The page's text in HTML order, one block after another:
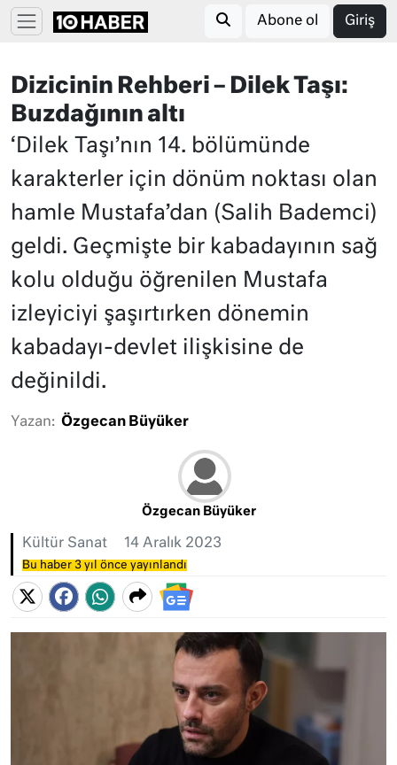
Abone ol Giriş
Dizicinin Rehberi – Dilek Taşı:
Buzdağının altı
‘Dilek Taşı’nın 14. bölümünde
karakterler için dönüm noktası olan
hamle Mustafa’dan (Salih Bademci)
geldi. Geçmişte bir kabadayının sağ
kolu olduğu öğrenilen Mustafa
izleyiciyi şaşırtırken dönemin
kabadayı-devlet ilişkisine de
değinildi.
Yazan: Özgecan Büyüker
Özgecan Büyüker
Kültür Sanat 14 Aralık 2023
Bu haber 3 yıl önce yayınlandı